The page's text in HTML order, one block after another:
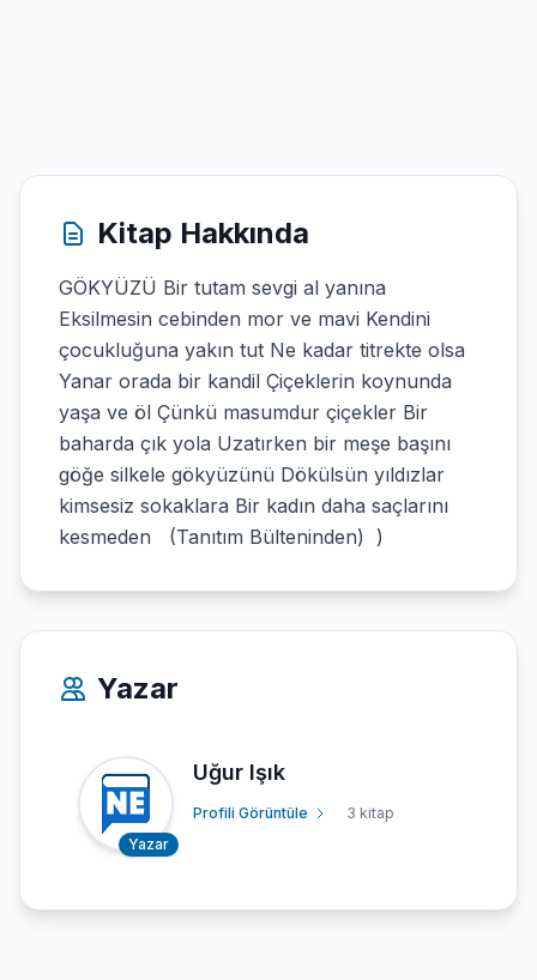
Kitap Hakkında
GÖKYÜZÜ Bir tutam sevgi al yanına
Eksilmesin cebinden mor ve mavi Kendini
çocukluğuna yakın tut Ne kadar titrekte olsa
Yanar orada bir kandil Çiçeklerin koynunda
yaşa ve öl Çünkü masumdur çiçekler Bir
baharda çık yola Uzatırken bir meşe başını
göğe silkele gökyüzünü Dökülsün yıldızlar
kimsesiz sokaklara Bir kadın daha saçlarını
kesmeden (Tanıtım Bülteninden) )
Yazar
Yazar
Uğur Işık
Profili Görüntüle 3 kitap